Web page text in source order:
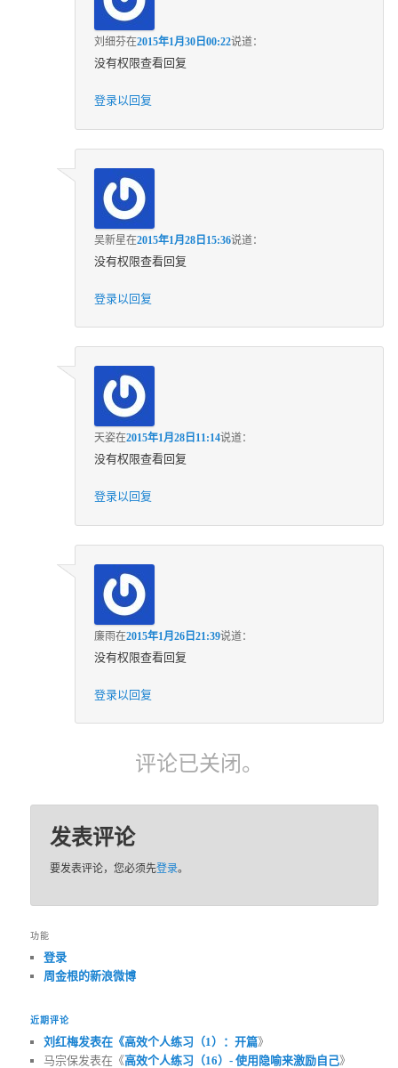
刘细芬在2015年1月30日00:22说道：
没有权限查看回复
登录以回复
吴新星在2015年1月28日15:36说道：
没有权限查看回复
登录以回复
天姿在2015年1月28日11:14说道：
没有权限查看回复
登录以回复
廉雨在2015年1月26日21:39说道：
没有权限查看回复
登录以回复
评论已关闭。
发表评论
要发表评论，您必须先登录。
功能
登录
周金根的新浪微博
近期评论
刘红梅发表在《高效个人练习（1）：开篇》
马宗保发表在《高效个人练习（16）- 使用隐喻来激励自己》